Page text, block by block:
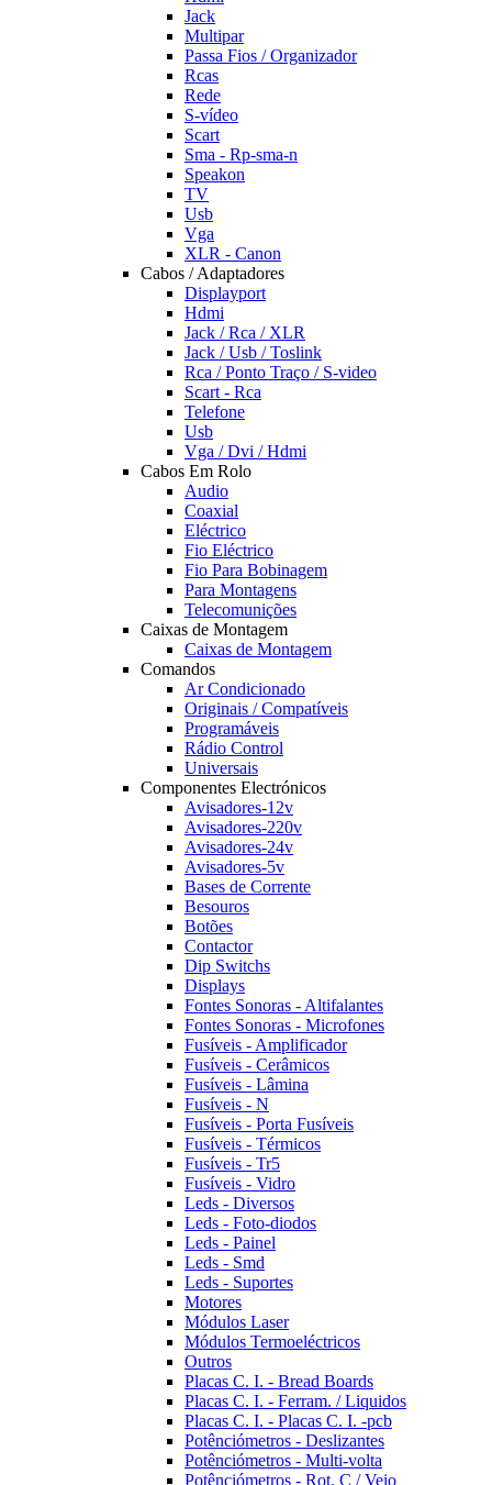
Jack
Multipar
Passa Fios / Organizador
Rcas
Rede
S-vídeo
Scart
Sma - Rp-sma-n
Speakon
TV
Usb
Vga
XLR - Canon
Cabos / Adaptadores
Displayport
Hdmi
Jack / Rca / XLR
Jack / Usb / Toslink
Rca / Ponto Traço / S-video
Scart - Rca
Telefone
Usb
Vga / Dvi / Hdmi
Cabos Em Rolo
Audio
Coaxial
Eléctrico
Fio Eléctrico
Fio Para Bobinagem
Para Montagens
Telecomunições
Caixas de Montagem
Caixas de Montagem
Comandos
Ar Condicionado
Originais / Compatíveis
Programáveis
Rádio Control
Universais
Componentes Electrónicos
Avisadores-12v
Avisadores-220v
Avisadores-24v
Avisadores-5v
Bases de Corrente
Besouros
Botões
Contactor
Dip Switchs
Displays
Fontes Sonoras - Altifalantes
Fontes Sonoras - Microfones
Fusíveis - Amplificador
Fusíveis - Cerâmicos
Fusíveis - Lâmina
Fusíveis - N
Fusíveis - Porta Fusíveis
Fusíveis - Térmicos
Fusíveis - Tr5
Fusíveis - Vidro
Leds - Diversos
Leds - Foto-diodos
Leds - Painel
Leds - Smd
Leds - Suportes
Motores
Módulos Laser
Módulos Termoeléctricos
Outros
Placas C. I. - Bread Boards
Placas C. I. - Ferram. / Liquidos
Placas C. I. - Placas C. I. -pcb
Potênciómetros - Deslizantes
Potênciómetros - Multi-volta
Potênciómetros - Rot. C / Veio